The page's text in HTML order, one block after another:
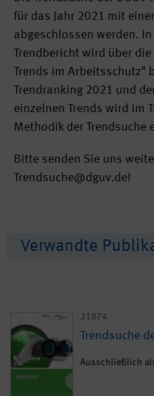
für das Jahr 2021 mit
abgeschlossen werden.
Trendbericht wird über
Trends im Arbeitsschutz"
Trendranking 2021 und
einzelnen Trends wird im
Methodik der Trendsuche
Bitte senden Sie uns
Trendsuche@dguv.de!
Verwandte
21874
Trendsuche
Ausschließlich